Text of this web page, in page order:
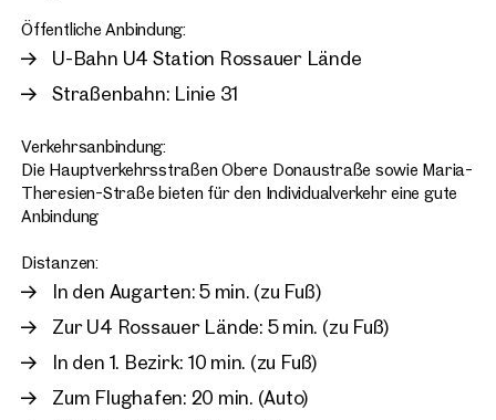
Öffentliche Anbindung:
U-Bahn U4 Station Rossauer Lände
Straßenbahn: Linie 31
Verkehrsanbindung:
Die Hauptverkehrsstraßen Obere Donaustraße sowie Maria-
Theresien-Straße bieten für den Individualverkehr eine gute
Anbindung
Distanzen:
In den Augarten: 5 min. (zu Fuß)
Zur U4 Rossauer Lände: 5 min. (zu Fuß)
In den 1. Bezirk: 10 min. (zu Fuß)
Zum Flughafen: 20 min. (Auto)